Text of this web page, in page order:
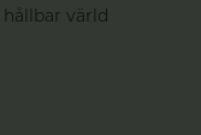
värld